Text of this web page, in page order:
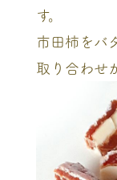
す。
市田柿をバ
取り合わせ